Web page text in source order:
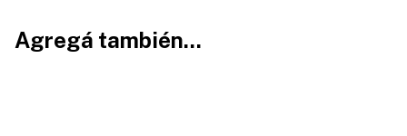
Agregá también...